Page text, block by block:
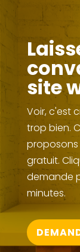
site
Voir, c'est
trop bien.
gratuit.
demande
minutes.